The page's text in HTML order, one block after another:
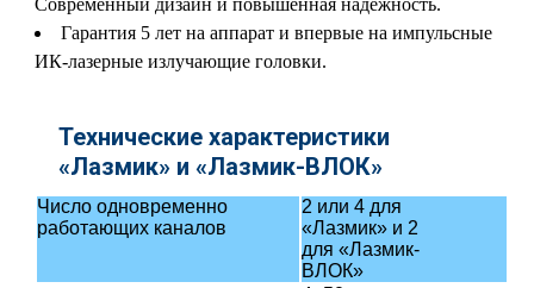
Современный дизайн и повышенная на­дёжность.
Гарантия 5 лет на аппарат и впервые на импульсные
ИК-лазерные излучающие головки.
Технические характеристики
«Лазмик» и «Лазмик-ВЛОК»
Число одновременно
работающих каналов
2 или 4 для
«Лазмик» и 2
для «Лазмик-
ВЛОК»